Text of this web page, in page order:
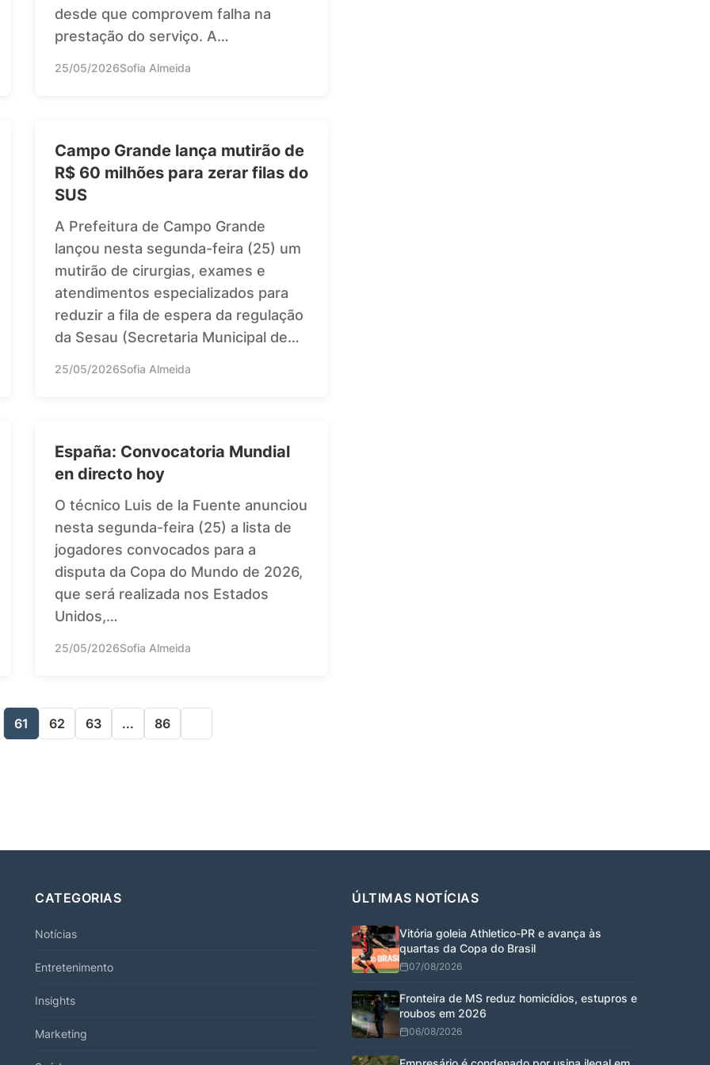
desde que comprovem falha na
prestação do serviço. A…
25/05/2026Sofia Almeida
Campo Grande lança mutirão de
R$ 60 milhões para zerar filas do
SUS
A Prefeitura de Campo Grande
lançou nesta segunda-feira (25) um
mutirão de cirurgias, exames e
atendimentos especializados para
reduzir a fila de espera da regulação
da Sesau (Secretaria Municipal de…
25/05/2026Sofia Almeida
España: Convocatoria Mundial
en directo hoy
O técnico Luis de la Fuente anunciou
nesta segunda-feira (25) a lista de
jogadores convocados para a
disputa da Copa do Mundo de 2026,
que será realizada nos Estados
Unidos,…
25/05/2026Sofia Almeida
61 62 63 ... 86
CATEGORIAS
Notícias
Entretenimento
Insights
Marketing
ÚLTIMAS NOTÍCIAS
Vitória goleia Athletico-PR e avança às
quartas da Copa do Brasil
07/08/2026
Fronteira de MS reduz homicídios, estupros e
roubos em 2026
06/08/2026